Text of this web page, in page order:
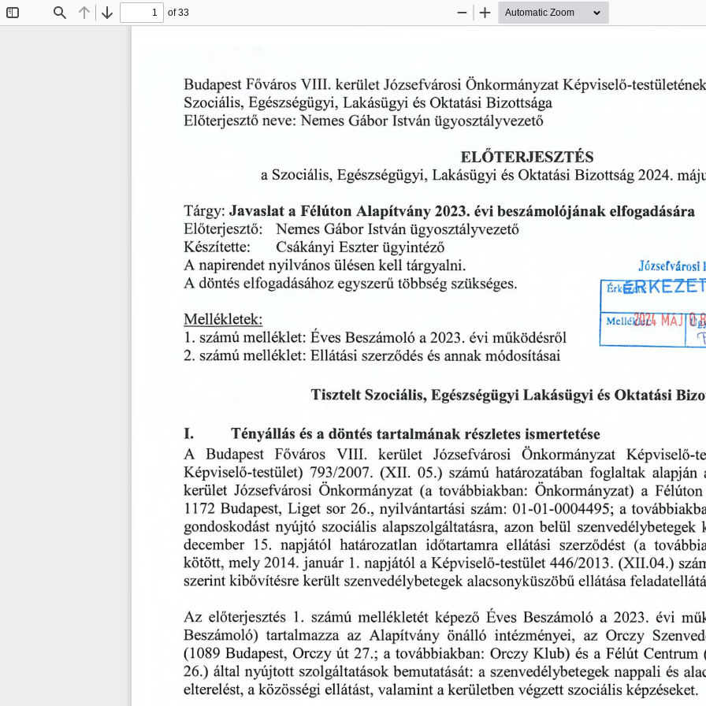
Find Previous
Next
of 33
Zoom
Zoom
Budapest Főváros VIII. kerület Józsefvárosi Önkormányzat Képviselő-testületének
Szociális, Egészségügyi, Lakásügyi és Oktatási Bizottsága
Előterjesztő neve: Nemes Gábor István ügyosztályvezető
ELŐTERJESZTÉS
a Szociális, Egészségügyi, Lakásügyi és Oktatási Bizottság 2024.
Tárgy: Javaslat a Félúton Alapítvány 2023. évi beszámolójának elfogadására
Előterjesztő:
Nemes Gábor István ügyosztályvezető
Készítette:
Csákányi Eszter ügyintéző
A napirendet nyilvános ülésen kell tárgyalni.
A döntés elfogadásához egyszerű többség szükséges.
Mellékletek:
1.
számú melléklet: Éves Beszámoló a 2023. évi működésről
2.
számú melléklet: Ellátási szerződés és annak módosításai
Józsefvárosi
Melléül MÄJ
Tisztelt Szociális, Egészségügyi Lakásügyi és Oktatási
I. Tényállás és a döntés tartalmának részletes ismertetése
A
Budapest Főváros VIII. kerület Józsefvárosi Önkormányzat Képviselő-
Képviselő-testület) 793/2007. (XII. 05.) számú határozatában foglaltak alapján
kerület Józsefvárosi Önkormányzat (a továbbiakban: Önkormányzat) a Félúton
1172 Budapest, Liget sor 26., nyilvántartási szám: 01-01-0004495; a
gondoskodást nyújtó szociális alapszolgáltatásra, azon belül szenvedélybetegek
december
15. napjától határozatlan időtartamra ellátási szerződést (a
kötött, mely 2014. január 1. napjától a Képviselő-testület 446/2013. (XII.04.)
szerint kibővítésre került szenvedélybetegek alacsonyküszöbű ellátása
Az előterjesztés 1. számú mellékletét képező Éves Beszámoló a 2023. évi
Beszámoló) tartalmazza az Alapítvány önálló intézményei, az Orczy
(1089 Budapest, Orczy út 27.; a továbbiakban: Orczy Klub) és a Félút Centrum
26.) által nyújtott szolgáltatások bemutatását: a szenvedélybetegek nappali és
elterelést, a közösségi ellátást, valamint a kerületben végzett szociális képzéseket.